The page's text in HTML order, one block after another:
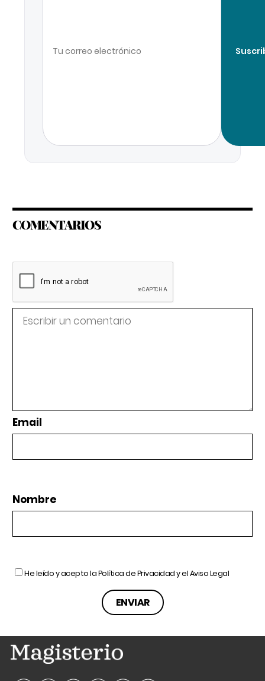
COMENTARIOS
Email
Nombre
He leído y acepto laPolítica de Privacidady elAviso Legal